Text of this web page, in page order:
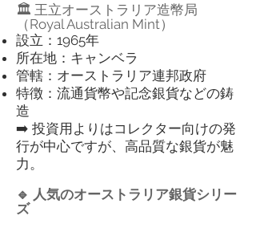
🏛️ 王立オーストラリア造幣局
（Royal Australian Mint）
設立：1965年
所在地：キャンベラ
管轄：オーストラリア連邦政府
特徴：流通貨幣や記念銀貨などの鋳
造
➡️ 投資用よりはコレクター向けの発
行が中心ですが、高品質な銀貨が魅
力。
🔹 人気のオーストラリア銀貨シリー
ズ